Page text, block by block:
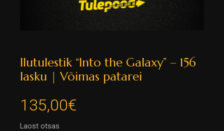
Ilutulestik “Into the Galaxy” – 156
lasku | Võimas patarei
135,00€
Laost otsas